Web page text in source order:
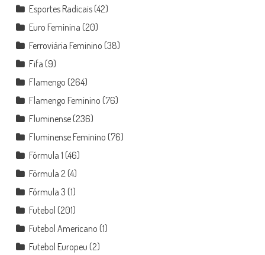
Esportes Radicais(42)
Euro Feminina (20)
Ferroviária Feminino (38)
Fifa (9)
Flamengo (264)
Flamengo Feminino (76)
Fluminense(236)
Fluminense Feminino (76)
Fórmula 1 (46)
Fórmula 2(4)
Fórmula 3 (1)
Futebol (201)
Futebol Americano (1)
Futebol Europeu (2)